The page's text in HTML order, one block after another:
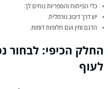
כלי הפיתוח והספריות נוחים לך.
יש דרך דיבוג נורמלית.
הדגם זמין ועם חלופות דומות.
החלק הכיפי: לבחור
לעוף